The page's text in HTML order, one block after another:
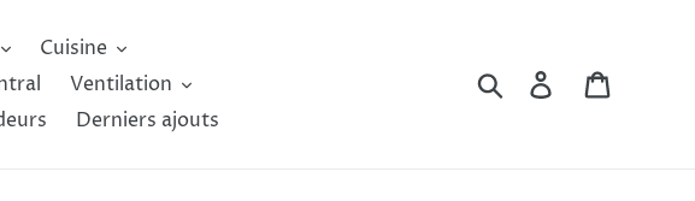
Cuisine
Ventilation
Derniers ajouts
RechercherSe connecter